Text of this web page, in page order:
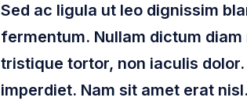
Sed ac ligula ut leo dignissim
fermentum. Nullam dictum
tristique tortor, non iaculis
imperdiet. Nam sit amet erat